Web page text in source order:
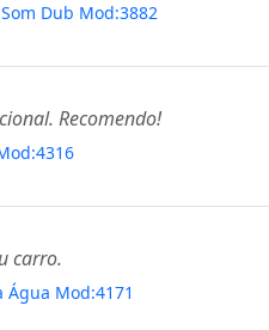
Dub Mod:3882
Recomendo!
carro.
Água Mod:4171